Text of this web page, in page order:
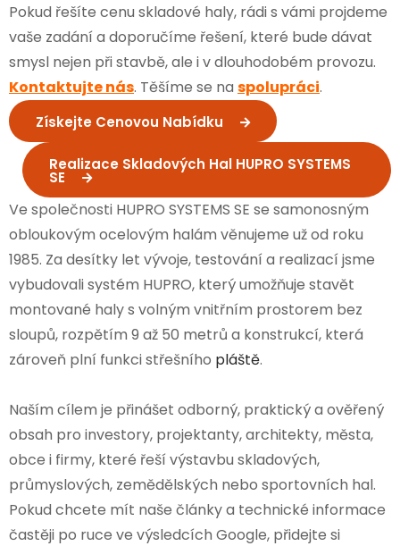
Pokud řešíte cenu skladové haly, rádi s vámi projdeme
vaše zadání a doporučíme řešení, které bude dávat
smysl nejen při stavbě, ale i v dlouhodobém provozu.
Kontaktujte nás. Těšíme se na spolupráci.
Získejte Cenovou Nabídku
Realizace Skladových Hal HUPRO SYSTEMS
SE
Ve společnosti HUPRO SYSTEMS SE se samonosným
obloukovým ocelovým halám věnujeme už od roku
1985. Za desítky let vývoje, testování a realizací jsme
vybudovali systém HUPRO, který umožňuje stavět
montované haly s volným vnitřním prostorem bez
sloupů, rozpětím 9 až 50 metrů a konstrukcí, která
zároveň plní funkci střešního pláště.
Naším cílem je přinášet odborný, praktický a ověřený
obsah pro investory, projektanty, architekty, města,
obce i firmy, které řeší výstavbu skladových,
průmyslových, zemědělských nebo sportovních hal.
Pokud chcete mít naše články a technické informace
častěji po ruce ve výsledcích Google, přidejte si